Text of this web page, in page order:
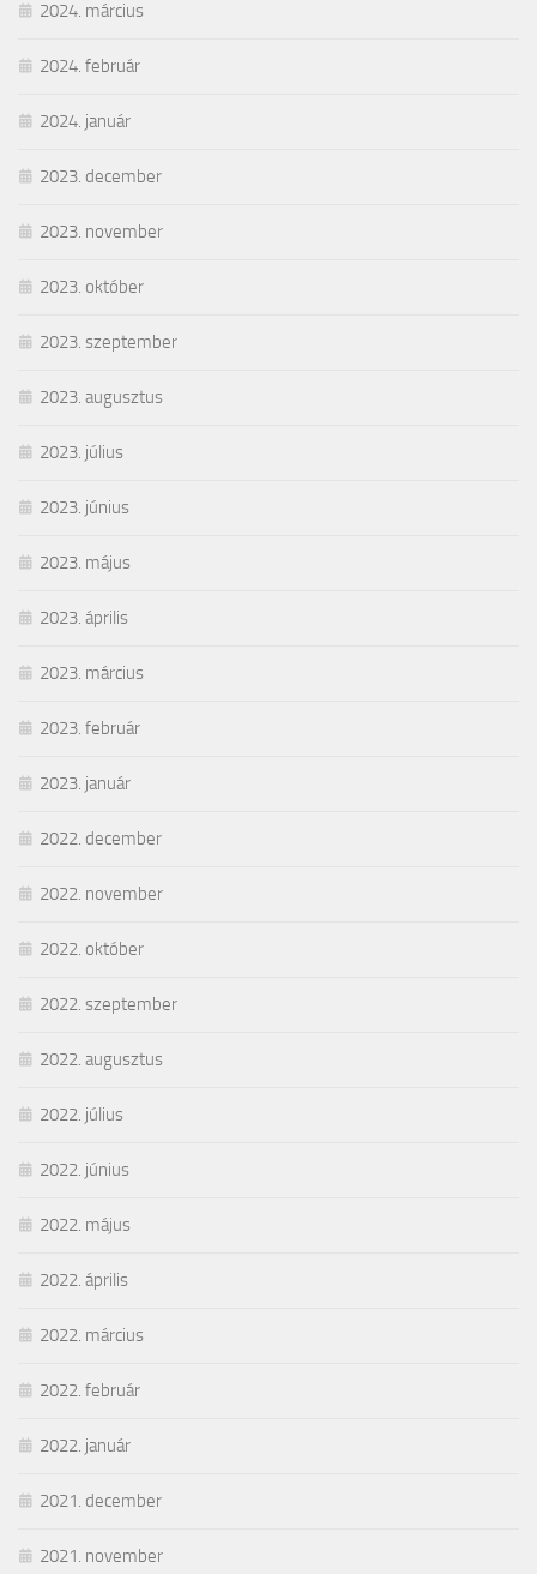
2024. március
2024. február
2024. január
2023. december
2023. november
2023. október
2023. szeptember
2023. augusztus
2023. július
2023. június
2023. május
2023. április
2023. március
2023. február
2023. január
2022. december
2022. november
2022. október
2022. szeptember
2022. augusztus
2022. július
2022. június
2022. május
2022. április
2022. március
2022. február
2022. január
2021. december
2021. november